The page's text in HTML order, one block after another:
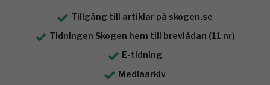
Tillgång till artiklar på skogen.se
Tidningen Skogen hem till brevlådan (11 nr)
E-tidning
Mediaarkiv